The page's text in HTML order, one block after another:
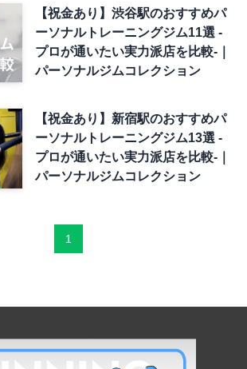
【祝金あり】渋谷駅のおすすめパ
ーソナルトレーニングジム11選 -
プロが通いたい実力派店を比較-｜
パーソナルジムコレクション
【祝金あり】新宿駅のおすすめパ
ーソナルトレーニングジム13選 -
プロが通いたい実力派店を比較-｜
パーソナルジムコレクション
1